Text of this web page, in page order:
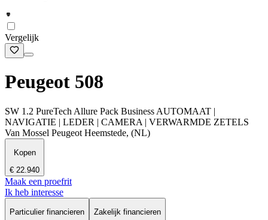
Vergelijk
Peugeot 508
SW 1.2 PureTech Allure Pack Business AUTOMAAT |
NAVIGATIE | LEDER | CAMERA | VERWARMDE ZETELS
Van Mossel Peugeot Heemstede, (NL)
Kopen
€ 22.940
Maak een proefrit
Ik heb interesse
Particulier financieren
Zakelijk financieren